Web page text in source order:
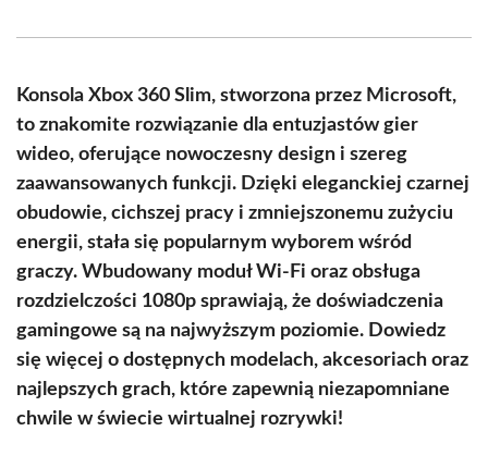
(Twitter)
Konsola Xbox 360 Slim, stworzona przez Microsoft,
to znakomite rozwiązanie dla entuzjastów gier
wideo, oferujące nowoczesny design i szereg
zaawansowanych funkcji. Dzięki eleganckiej czarnej
obudowie, cichszej pracy i zmniejszonemu zużyciu
energii, stała się popularnym wyborem wśród
graczy. Wbudowany moduł Wi-Fi oraz obsługa
rozdzielczości 1080p sprawiają, że doświadczenia
gamingowe są na najwyższym poziomie. Dowiedz
się więcej o dostępnych modelach, akcesoriach oraz
najlepszych grach, które zapewnią niezapomniane
chwile w świecie wirtualnej rozrywki!